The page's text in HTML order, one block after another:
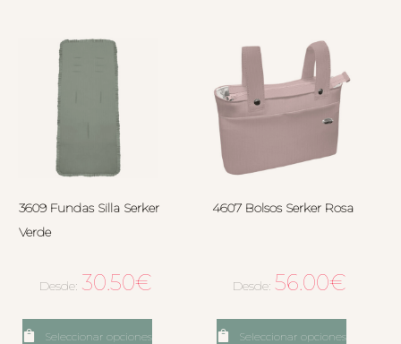
3609 Fundas Silla Serker
Verde
Desde: 30.50€
Seleccionar opciones
4607 Bolsos Serker Rosa
Desde:56.00€
Seleccionar opciones